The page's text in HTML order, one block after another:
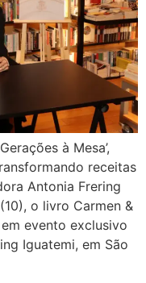
à Mesa’,
receitas
Antonia Frering
o livro Carmen &
evento exclusivo
Iguatemi, em São